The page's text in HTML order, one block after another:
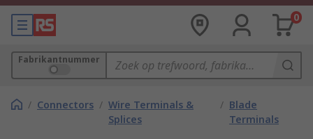
0
Fabrikantnummer
/ Connectors / Wire Terminals &
Splices
/ Blade
Terminals